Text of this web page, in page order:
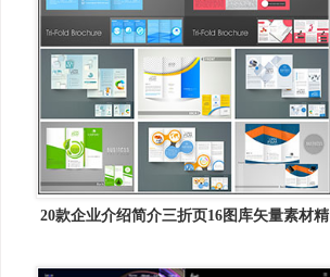
20款企业介绍简介三折页16图库矢量素材精